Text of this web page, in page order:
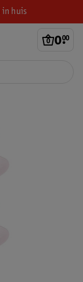
in huis
0.
00